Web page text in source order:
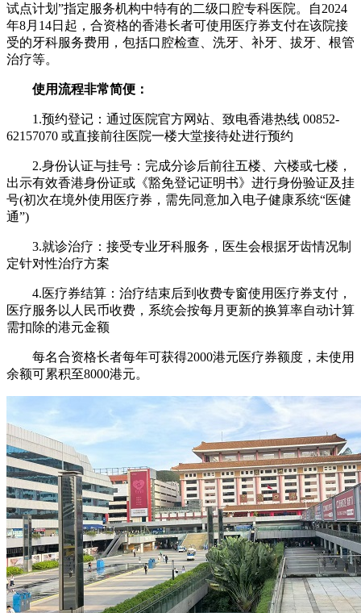
试点计划”指定服务机构中特有的二级口腔专科医院。自2024
年8月14日起，合资格的香港长者可使用医疗券支付在该院接
受的牙科服务费用，包括口腔检查、洗牙、补牙、拔牙、根管
治疗等。
使用流程非常简便：
1.预约登记：通过医院官方网站、致电香港热线 00852-
62157070 或直接前往医院一楼大堂接待处进行预约
2.身份认证与挂号：完成分诊后前往五楼、六楼或七楼，
出示有效香港身份证或《豁免登记证明书》进行身份验证及挂
号(初次在境外使用医疗券，需先同意加入电子健康系统“医健
通”)
3.就诊治疗：接受专业牙科服务，医生会根据牙齿情况制
定针对性治疗方案
4.医疗券结算：治疗结束后到收费专窗使用医疗券支付，
医疗服务以人民币收费，系统会按每月更新的换算率自动计算
需扣除的港元金额
每名合资格长者每年可获得2000港元医疗券额度，未使用
余额可累积至8000港元。